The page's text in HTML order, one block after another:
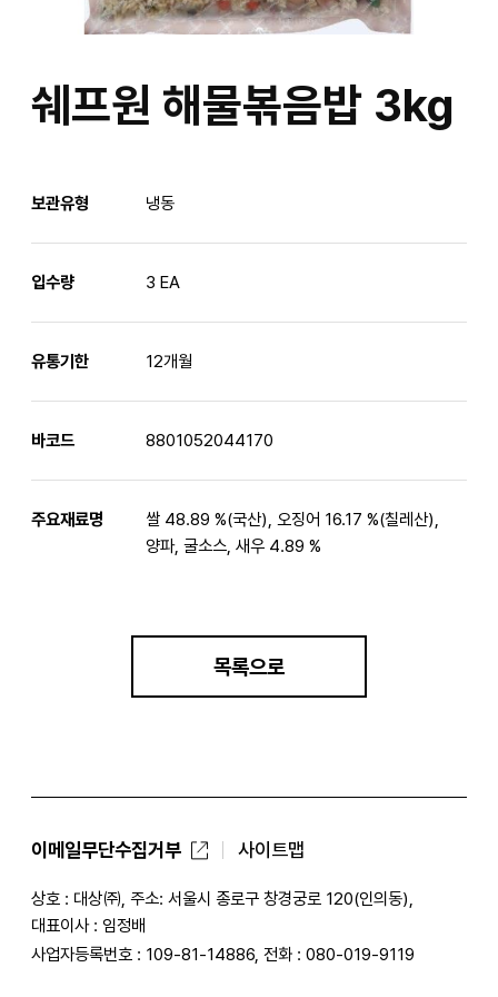
쉐프원 해물볶음밥 3kg
보관유형 냉동
입수량 3 EA
유통기한 12개월
바코드 8801052044170
주요재료명
쌀 48.89 %(국산), 오징어 16.17 %(칠레산),
양파, 굴소스, 새우 4.89 %
목록으로
이메일무단수집거부 사이트맵
상호 : 대상㈜, 주소: 서울시 종로구 창경궁로 120(인의동),
대표이사 : 임정배
사업자등록번호 : 109-81-14886, 전화 : 080-019-9119